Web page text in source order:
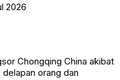
2026
Chongqing China akibat
orang dan